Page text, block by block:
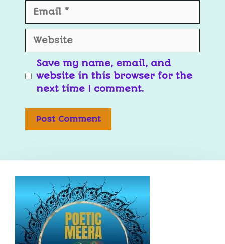
Save my name, email, and
website in this browser for the
next time I comment.